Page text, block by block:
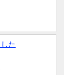
た